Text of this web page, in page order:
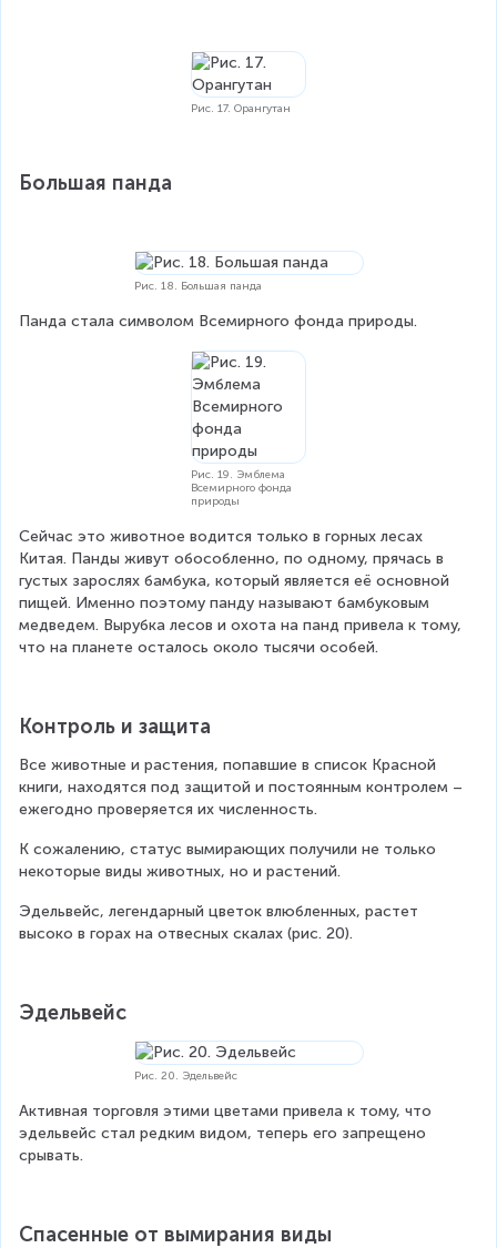
Рис. 17. Орангутан
Большая панда
Рис. 18. Большая панда
Панда стала символом Всемирного фонда природы.
Рис. 19. Эмблема
Всемирного фонда
природы
Сейчас это животное водится только в горных лесах
Китая. Панды живут обособленно, по одному, прячась в
густых зарослях бамбука, который является её основной
пищей. Именно поэтому панду называют бамбуковым
медведем. Вырубка лесов и охота на панд привела к тому,
что на планете осталось около тысячи особей.
Контроль и защита
Все животные и растения, попавшие в список Красной
книги, находятся под защитой и постоянным контролем –
ежегодно проверяется их численность.
К сожалению, статус вымирающих получили не только
некоторые виды животных, но и растений.
Эдельвейс, легендарный цветок влюбленных, растет
высоко в горах на отвесных скалах (рис. 20).
Эдельвейс
Рис. 20. Эдельвейс
Активная торговля этими цветами привела к тому, что
эдельвейс стал редким видом, теперь его запрещено
срывать.
Спасенные от вымирания виды